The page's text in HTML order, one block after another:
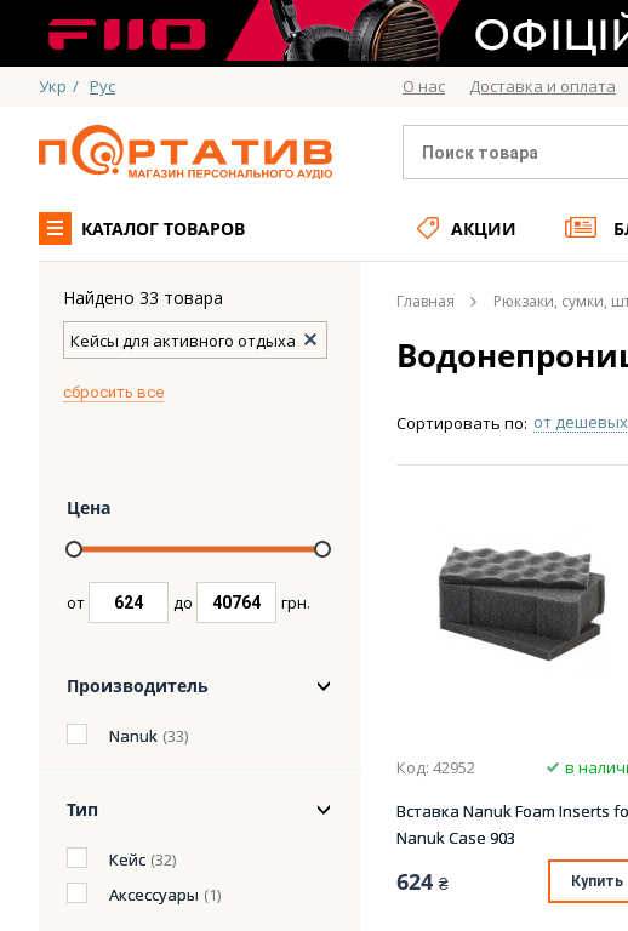
Укр / Рус О нас Доставка и оплата
КАТАЛОГ ТОВАРОВ АКЦИИ
Цена
от до грн.
Производитель
Nanuk (33)
Тип
Кейс (32)
Аксессуары (1)
Найдено 33 товара
Кейсы для активного отдыха
cбросить все
Главная Рюкзаки, сумки,
Сортировать по: от
Код: 42952
в
Вставка Nanuk Foam Inserts
Nanuk Case 903
624 ₴ Купить